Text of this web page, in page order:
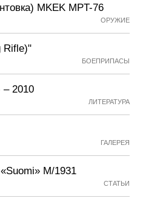
MKEK MPT-76
ОРУЖИЕ
Rifle)"
БОЕПРИПАСЫ
2010
ЛИТЕРАТУРА
ГАЛЕРЕЯ
М/1931
СТАТЬИ